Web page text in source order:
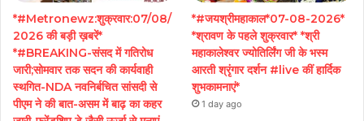
*#Metronewz:शुक्रवार:07/08/
2026 की बड़ी ख़बरें*
*#BREAKING-संसद में गतिरोध
जारी;सोमवार तक सदन की कार्यवाही
स्थगित-NDA नवनिर्बचित सांसदी से
पीएम ने की बात-असम में बाढ़ का कहर
*#जयश्रीमहाकाल*07-08-2026*
*श्रावण के पहले शुक्रवार* *श्री
महाकालेश्वर ज्योतिर्लिंग जी के भस्म
आरती श्रृंगार दर्शन #live कीं हार्दिक
शुभकामनाएं*
1 day ago